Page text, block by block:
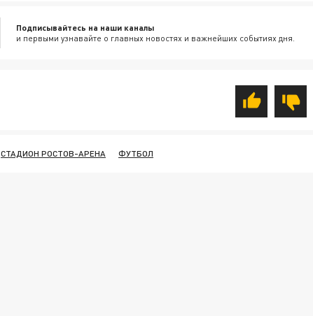
Подписывайтесь на наши каналы
и первыми узнавайте о главных новостях и важнейших событиях дня.
СТАДИОН РОСТОВ-АРЕНА ФУТБОЛ